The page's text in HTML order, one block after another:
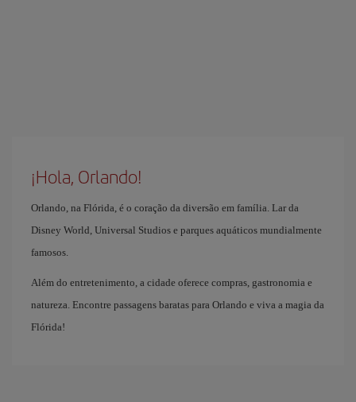
¡Hola, Orlando!
Orlando, na Flórida, é o coração da diversão em família. Lar da
Disney World, Universal Studios e parques aquáticos mundialmente
famosos.
Além do entretenimento, a cidade oferece compras, gastronomia e
natureza. Encontre passagens baratas para Orlando e viva a magia da
Flórida!